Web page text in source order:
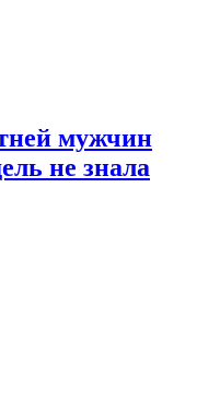
мужчин
не знала